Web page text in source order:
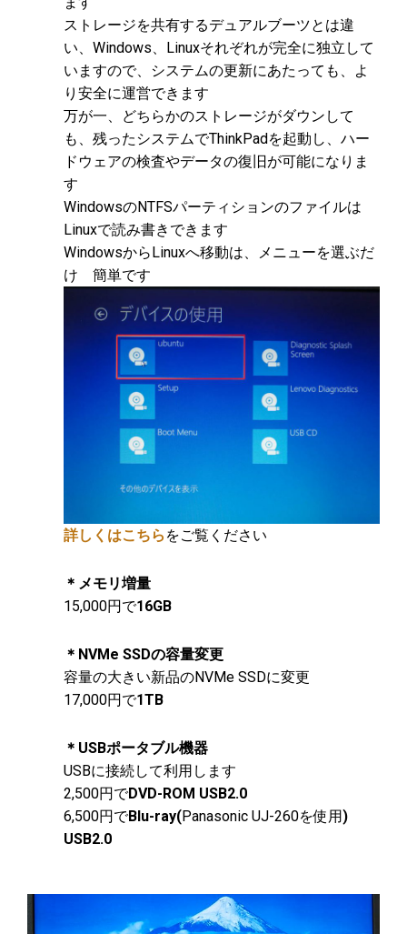
ストレージを共有するデュアルブーツとは違
い、Windows、Linuxそれぞれが完全に独立して
いますので、システムの更新にあたっても、よ
り安全に運営できます
万が一、どちらかのストレージがダウンして
も、残ったシステムでThinkPadを起動し、ハー
ドウェアの検査やデータの復旧が可能になりま
す
WindowsのNTFSパーティションのファイルは
Linuxで読み書きできます
WindowsからLinuxへ移動は、メニューを選ぶだ
け 簡単です
詳しくはこちら をご覧ください
＊メモリ増量
15,000円で16GB
＊NVMe SSDの容量変更
容量の大きい新品のNVMe SSDに変更
17,000円で1TB
＊USBポータブル機器
USBに接続して利用します
2,500円でDVD-ROM USB2.0
6,500円でBlu-ray(Panasonic UJ-260を使用 )
USB2.0